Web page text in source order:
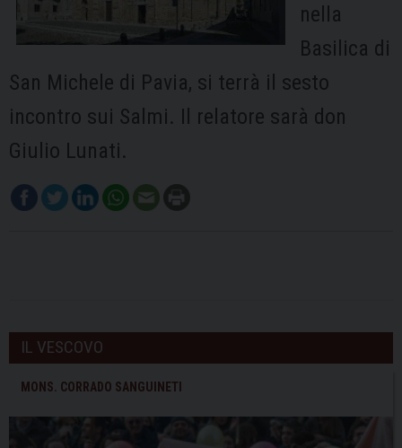
nella
Basilica di
San Michele di Pavia, si terrà il sesto
incontro sui Salmi. Il relatore sarà don
Giulio Lunati.
IL VESCOVO
MONS. CORRADO SANGUINETI